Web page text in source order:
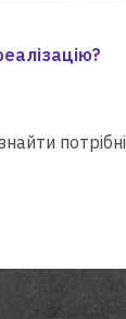
потрібні